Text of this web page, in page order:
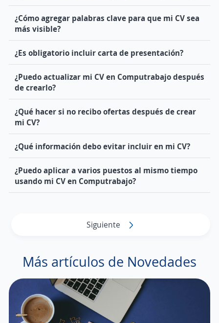
¿Cómo agregar palabras clave para que mi CV sea
más visible?
¿Es obligatorio incluir carta de presentación?
¿Puedo actualizar mi CV en Computrabajo después
de crearlo?
¿Qué hacer si no recibo ofertas después de crear
mi CV?
¿Qué información debo evitar incluir en mi CV?
¿Puedo aplicar a varios puestos al mismo tiempo
usando mi CV en Computrabajo?
Siguiente
Más artículos de Novedades